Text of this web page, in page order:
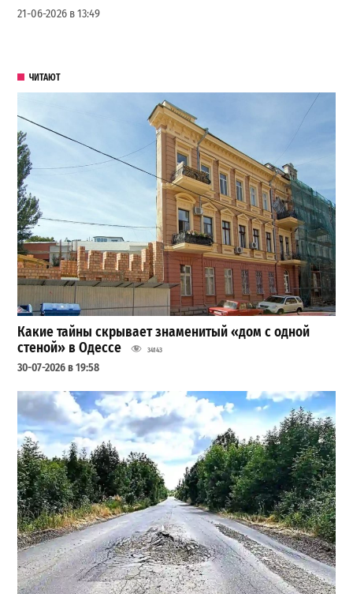
21-06-2026 в 13:49
ЧИТАЮТ
Какие тайны скрывает знаменитый «дом с одной
стеной» в Одессе
34143
30-07-2026 в 19:58